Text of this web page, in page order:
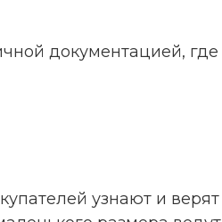
документацией, где
узнают и верят